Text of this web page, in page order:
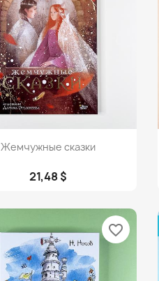
Просмотр
Жемчужные сказки
21,48 $
favorite_border